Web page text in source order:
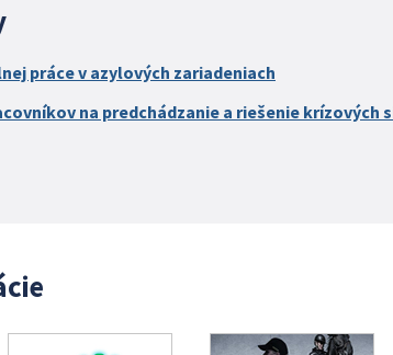
práce v azylových zariadeniach
na predchádzanie a riešenie krízových